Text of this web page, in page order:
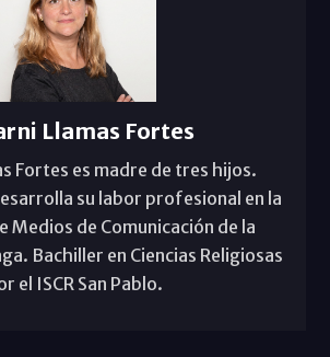
Llamas Fortes
Fortes es madre de tres hijos.
su labor profesional en la
Medios de Comunicación de la
Bachiller en Ciencias Religiosas
el ISCR San Pablo.